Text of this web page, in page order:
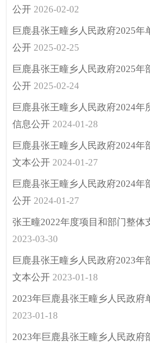
政府
决策
招考
助企
公开 2026-02-02
巨鹿县张王疃乡人民政府2025年
公开 2025-02-25
巨鹿县张王疃乡人民政府2025年
公开 2025-02-24
巨鹿县张王疃乡人民政府2024年
信息公开 2024-01-28
巨鹿县张王疃乡人民政府2024年
文本公开 2024-01-27
巨鹿县张王疃乡人民政府2024年
公开 2024-01-27
张王疃2022年度项目和部门整体
2023-03-30
巨鹿县张王疃乡人民政府2023年
文本公开 2023-01-18
2023年巨鹿县张王疃乡人民政府
2023-01-18
2023年巨鹿县张王疃乡人民政府